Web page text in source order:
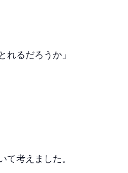
れるだろうか」
考えました。